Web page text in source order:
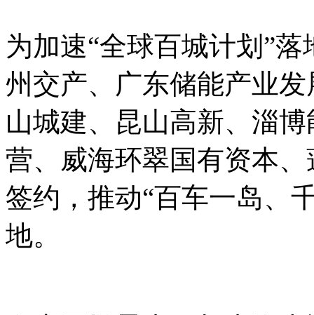
为加速“全球百城计划”
州交产、广东储能产业
山城建、昆山高新、淄
营、威海环翠国有资本
签约，推动“百车一岛、
地。